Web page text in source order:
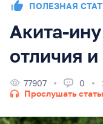
ПОЛЕЗНАЯ
Акита-
отличия
77907 0
Прослушать